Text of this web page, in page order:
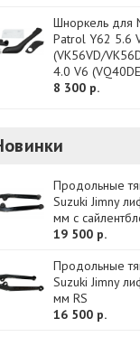
Шноркель для
Patrol Y62 5.6
(VK56VD/
4.0 V6
8 300 р.
Продольные
Suzuki Jimny
мм с
19 500 р.
Продольные
Suzuki Jimny
мм RS
16 500 р.